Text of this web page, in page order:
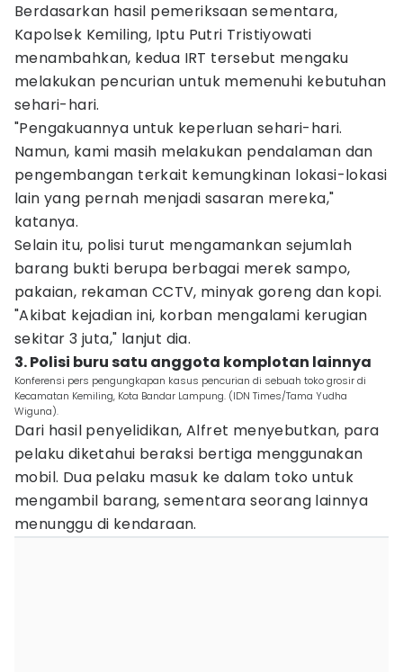
Berdasarkan hasil pemeriksaan sementara,
Kapolsek Kemiling, Iptu Putri Tristiyowati
menambahkan, kedua IRT tersebut mengaku
melakukan pencurian untuk memenuhi kebutuhan
sehari-hari.
"Pengakuannya untuk keperluan sehari-hari.
Namun, kami masih melakukan pendalaman dan
pengembangan terkait kemungkinan lokasi-lokasi
lain yang pernah menjadi sasaran mereka,"
katanya.
Selain itu, polisi turut mengamankan sejumlah
barang bukti berupa berbagai merek sampo,
pakaian, rekaman CCTV, minyak goreng dan kopi.
"Akibat kejadian ini, korban mengalami kerugian
sekitar 3 juta," lanjut dia.
3. Polisi buru satu anggota komplotan lainnya
Konferensi pers pengungkapan kasus pencurian di sebuah toko grosir di
Kecamatan Kemiling, Kota Bandar Lampung. (IDN Times/Tama Yudha
Wiguna).
Dari hasil penyelidikan, Alfret menyebutkan, para
pelaku diketahui beraksi bertiga menggunakan
mobil. Dua pelaku masuk ke dalam toko untuk
mengambil barang, sementara seorang lainnya
menunggu di kendaraan.